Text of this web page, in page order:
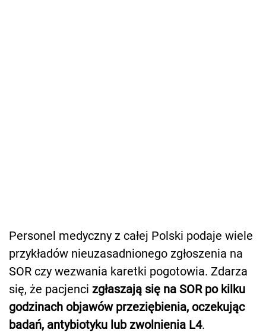
Personel medyczny z całej Polski podaje wiele
przykładów nieuzasadnionego zgłoszenia na
SOR czy wezwania karetki pogotowia. Zdarza
się, że pacjenci zgłaszają się na SOR po kilku
godzinach objawów przeziębienia, oczekując
badań, antybiotyku lub zwolnienia L4.